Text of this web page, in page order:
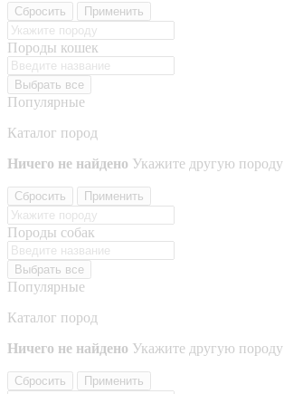
Сбросить Применить
Породы кошек
Выбрать все
Популярные
Каталог пород
Ничего не найдено Укажите другую породу
Сбросить Применить
Породы собак
Выбрать все
Популярные
Каталог пород
Ничего не найдено Укажите другую породу
Сбросить Применить